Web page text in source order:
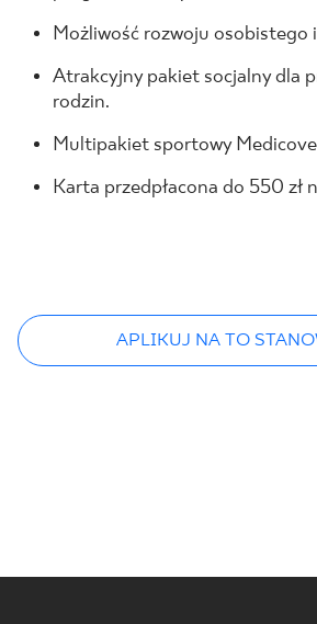
Możliwość rozwoju osobistego
Atrakcyjny pakiet socjalny dla
rodzin.
Multipakiet sportowy
Karta przedpłacona do 550 zł
APLIKUJ NA TO